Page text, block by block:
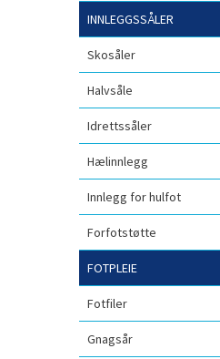
INNLEGGSSÅLER
Skosåler
Halvsåle
Idrettssåler
Hælinnlegg
Innlegg for hulfot
Forfotstøtte
FOTPLEIE
Fotfiler
Gnagsår